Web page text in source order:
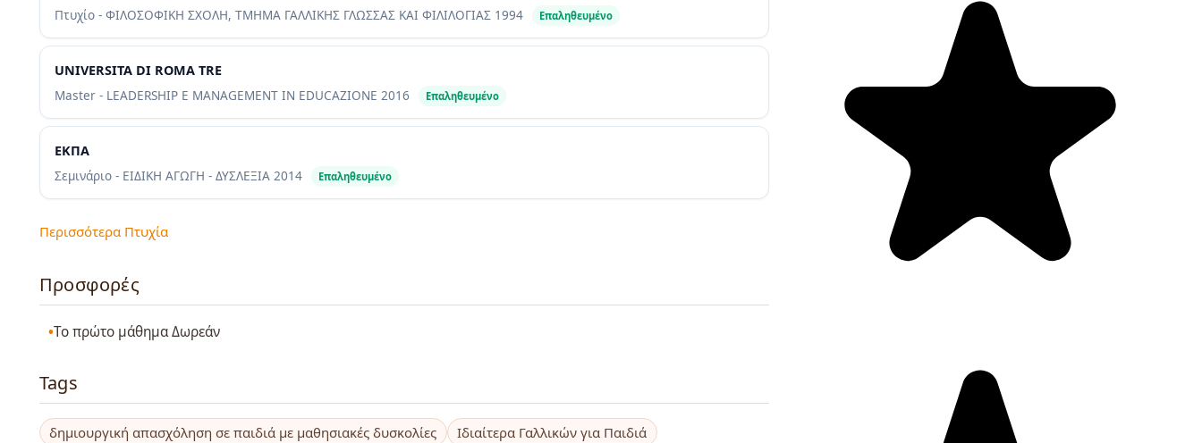
Πτυχίο - ΦΙΛΟΣΟΦΙΚΗ ΣΧΟΛΗ, ΤΜΗΜΑ ΓΑΛΛΙΚΗΣ ΓΛΩΣΣΑΣ ΚΑΙ ΦΙΛΙΛΟΓΙΑΣ 1994 Επαληθευμένο
UNIVERSITA DI ROMA TRE
Master - LEADERSHIP E MANAGEMENT IN EDUCAZIONE 2016 Επαληθευμένο
ΕΚΠΑ
Σεμινάριο - ΕΙΔΙΚΗ ΑΓΩΓΗ - ΔΥΣΛΕΞΙΑ 2014 Επαληθευμένο
Περισσότερα Πτυχία
Προσφορές
Το πρώτο μάθημα Δωρεάν
Tags
δημιουργική απασχόληση σε παιδιά με μαθησιακές δυσκολίες
Ιδιαίτερα Γαλλικών για Παιδιά